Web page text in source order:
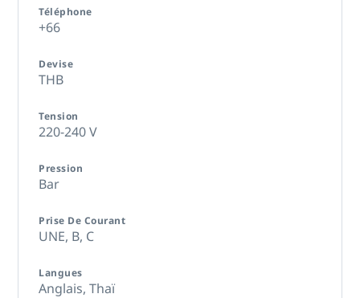
Téléphone
+66
Devise
THB
Tension
220-240 V
Pression
Bar
Prise De Courant
UNE, B, C
Langues
Anglais,Thaï